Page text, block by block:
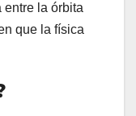
entre la órbita
que la física